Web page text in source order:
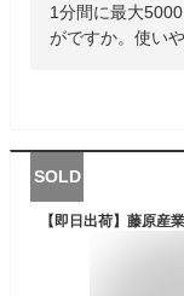
1分間に最大
がですか。使い
SOLD